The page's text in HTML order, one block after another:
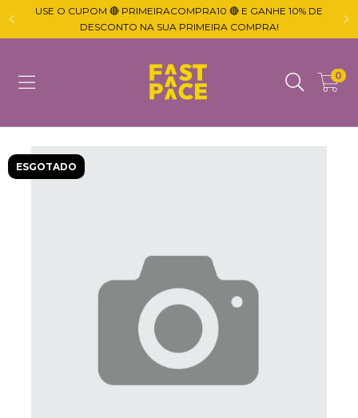
USE O CUPOM 🔴 PRIMEIRACOMPRA10 🔴 E GANHE 10% DE
DESCONTO NA SUA PRIMEIRA COMPRA!
0
ESGOTADO